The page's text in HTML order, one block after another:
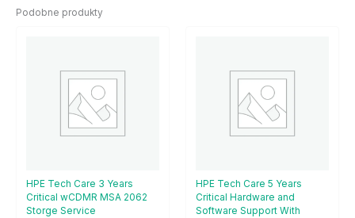
Podobne produkty
HPE Tech Care 3 Years
Critical wCDMR MSA 2062
Storge Service
HPE Tech Care 5 Years
Critical Hardware and
Software Support With